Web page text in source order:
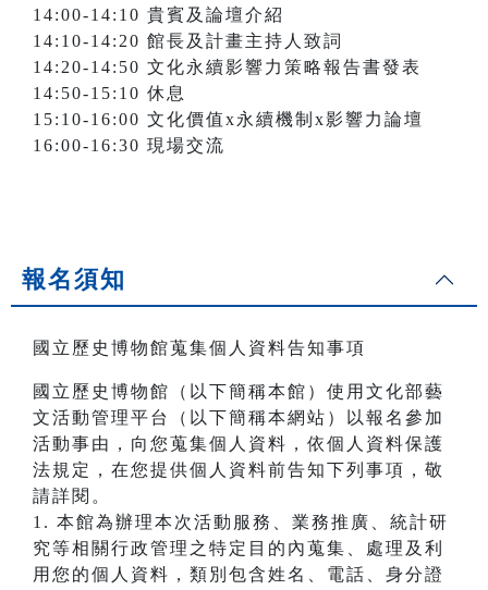
14:00-14:10 貴賓及論壇介紹
14:10-14:20 館長及計畫主持人致詞
14:20-14:50 文化永續影響力策略報告書發表
14:50-15:10 休息
15:10-16:00 文化價值x永續機制x影響力論壇
16:00-16:30 現場交流
報名須知
國立歷史博物館蒐集個人資料告知事項
國立歷史博物館（以下簡稱本館）使用文化部藝
文活動管理平台（以下簡稱本網站）以報名參加
活動事由，向您蒐集個人資料，依個人資料保護
法規定，在您提供個人資料前告知下列事項，敬
請詳閱。
1. 本館為辦理本次活動服務、業務推廣、統計研
究等相關行政管理之特定目的內蒐集、處理及利
用您的個人資料，類別包含姓名、電話、身分證